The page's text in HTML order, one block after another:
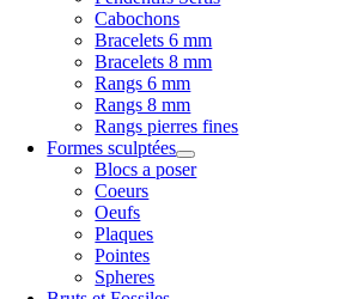
Cabochons
Bracelets 6 mm
Bracelets 8 mm
Rangs 6 mm
Rangs 8 mm
Rangs pierres fines
Formes sculptées
Blocs a poser
Coeurs
Oeufs
Plaques
Pointes
Spheres